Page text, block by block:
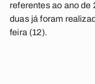
referentes ao ano de
duas já foram
feira (12).